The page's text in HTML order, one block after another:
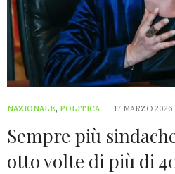
NAZIONALE, POLITICA 17 MARZO 2026
Sempre più
otto volte di più di